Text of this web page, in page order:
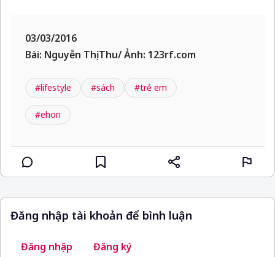
03/03/2016
Bài: Nguyễn Thị Thu/ Ảnh: 123rf.com
#lifestyle #sách #trẻ em
#ehon
Đăng nhập tài khoản để bình luận
Đăng nhập Đăng ký